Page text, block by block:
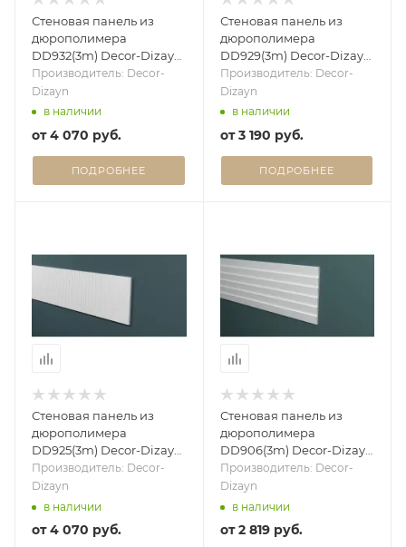
Стеновая панель из
дюрополимера
DD932(3m) Decor-Dizayn
- 3D панель
Производитель: Decor-
Dizayn
в наличии
от4 070 руб.
ПОДРОБНЕЕ
Стеновая панель из
дюрополимера
DD929(3m) Decor-Dizayn
- 3D панель
Производитель: Decor-
Dizayn
в наличии
от3 190 руб.
ПОДРОБНЕЕ
Стеновая панель из
дюрополимера
DD925(3m) Decor-Dizayn
- 3D панель
Производитель: Decor-
Dizayn
в наличии
от4 070 руб.
Стеновая панель из
дюрополимера
DD906(3m) Decor-Dizayn
- 3D панель
Производитель: Decor-
Dizayn
в наличии
от2 819 руб.